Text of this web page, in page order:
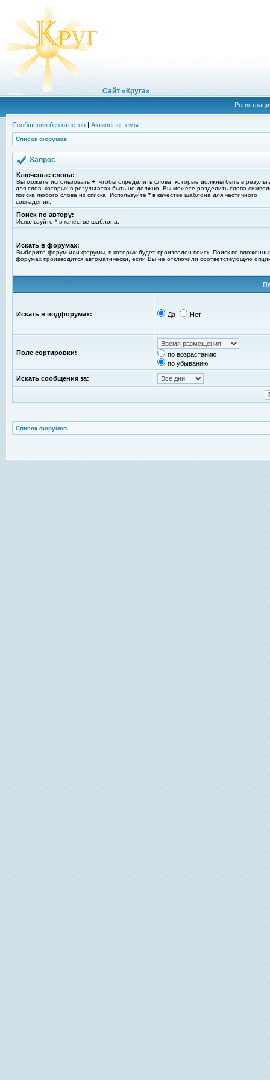
Сайт «Круга»
Сообщения без ответов | Активные темы
Список форумов
Запрос
Ключевые слова:
Вы можете использовать + , чтобы определить слова, которые должны быть в
для слов, которых в результатах быть не должно. Вы можете разделить слова
поиска любого слова из списка. Используйте * в качестве шаблона для частичного
совпадения.
Поиск по автору:
Используйте * в качестве шаблона.
Искать в форумах:
Выберите форум или форумы, в которых будет произведен поиск. Поиск во
форумах производится автоматически, если Вы не отключили соответствующую
Искать в подфорумах: Да Нет
Поле сортировки:
по возрастанию
по убыванию
Искать сообщения за:
Список форумов